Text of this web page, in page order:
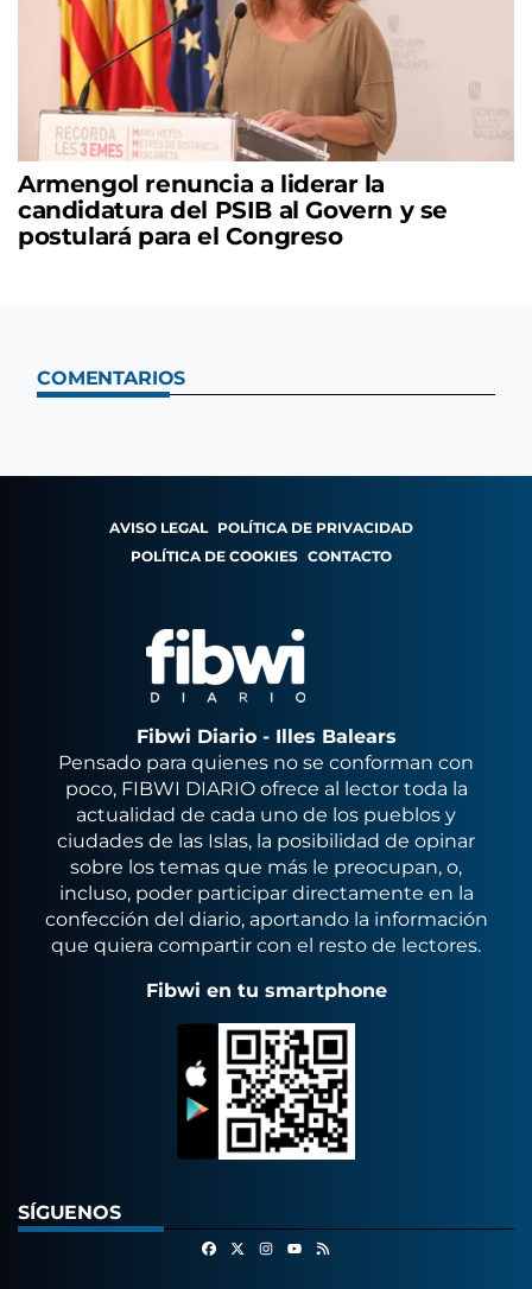
Armengol renuncia a liderar la
candidatura del PSIB al Govern y se
postulará para el Congreso
COMENTARIOS
AVISO LEGAL POLÍTICA DE PRIVACIDAD
POLÍTICA DE COOKIES CONTACTO
Fibwi Diario - Illes Balears
Pensado para quienes no se conforman con
poco, FIBWI DIARIO ofrece al lector toda la
actualidad de cada uno de los pueblos y
ciudades de las Islas, la posibilidad de opinar
sobre los temas que más le preocupan, o,
incluso, poder participar directamente en la
confección del diario, aportando la información
que quiera compartir con el resto de lectores.
Fibwi en tu smartphone
SÍGUENOS
FacebookInstagram